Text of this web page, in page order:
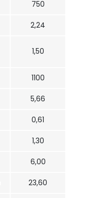
750
2,24
1,50
1100
5,66
0,61
1,30
6,00
23,60